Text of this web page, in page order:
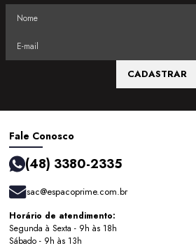
CADASTRAR
Fale Conosco
(48) 3380-2335
sac@espacoprime.com.br
Horário de atendimento:
Segunda à Sexta - 9h às 18h
Sábado - 9h às 13h